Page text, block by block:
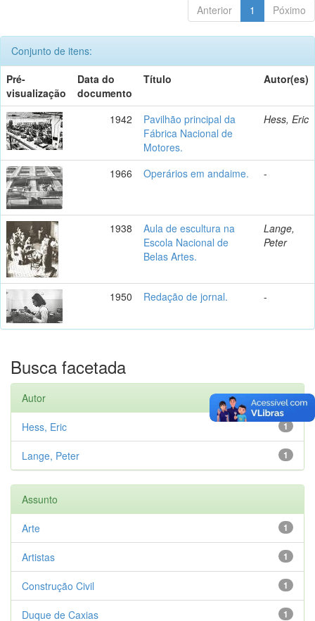
Anterior 1 Póximo
Conjunto de itens:
Pré-
visualização
Data do
documento
Título Autor(es)
1942
Pavilhão principal da
Fábrica Nacional de
Motores.
Hess, Eric
1966 Operários em andaime. -
1938
Aula de escultura na
Escola Nacional de
Belas Artes.
Lange,
Peter
1950 Redação de jornal. -
Busca facetada
Autor
1
Hess, Eric
1
Lange, Peter
Assunto
1
Arte
1
Artistas
1
Construção Civil
1
Duque de Caxias